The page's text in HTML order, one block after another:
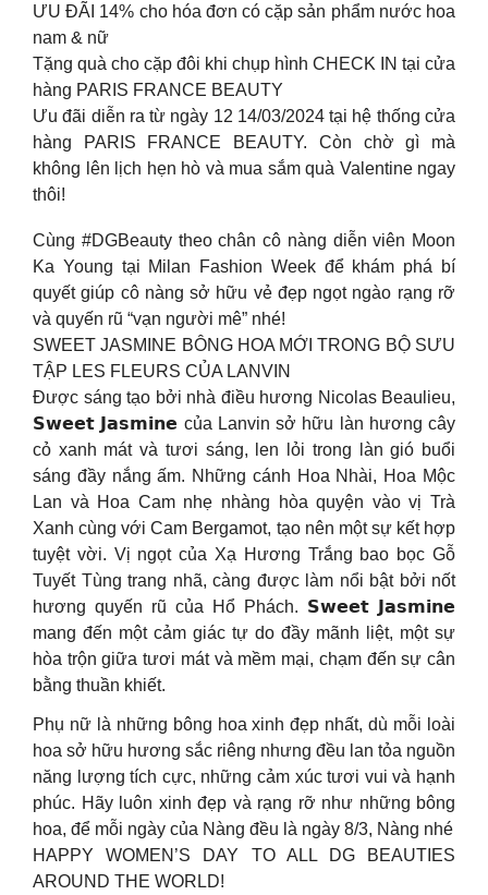
ƯU ĐÃI 14% cho hóa đơn có cặp sản phẩm nước hoa
nam & nữ
Tặng quà cho cặp đôi khi chụp hình CHECK IN tại cửa
hàng PARIS FRANCE BEAUTY
Ưu đãi diễn ra từ ngày 12 14/03/2024 tại hệ thống cửa
hàng PARIS FRANCE BEAUTY. Còn chờ gì mà
không lên lịch hẹn hò và mua sắm quà Valentine ngay
thôi!
Cùng #DGBeauty theo chân cô nàng diễn viên Moon
Ka Young tại Milan Fashion Week để khám phá bí
quyết giúp cô nàng sở hữu vẻ đẹp ngọt ngào rạng rỡ
và quyến rũ “vạn người mê” nhé!
SWEET JASMINE BÔNG HOA MỚI TRONG BỘ SƯU
TẬP LES FLEURS CỦA LANVIN
Được sáng tạo bởi nhà điều hương Nicolas Beaulieu,
𝗦𝘄𝗲𝗲𝘁 𝗝𝗮𝘀𝗺𝗶𝗻𝗲 của Lanvin sở hữu làn hương cây
cỏ xanh mát và tươi sáng, len lỏi trong làn gió buổi
sáng đầy nắng ấm. Những cánh Hoa Nhài, Hoa Mộc
Lan và Hoa Cam nhẹ nhàng hòa quyện vào vị Trà
Xanh cùng với Cam Bergamot, tạo nên một sự kết hợp
tuyệt vời. Vị ngọt của Xạ Hương Trắng bao bọc Gỗ
Tuyết Tùng trang nhã, càng được làm nổi bật bởi nốt
hương quyến rũ của Hổ Phách. 𝗦𝘄𝗲𝗲𝘁 𝗝𝗮𝘀𝗺𝗶𝗻𝗲
mang đến một cảm giác tự do đầy mãnh liệt, một sự
hòa trộn giữa tươi mát và mềm mại, chạm đến sự cân
bằng thuần khiết.
Phụ nữ là những bông hoa xinh đẹp nhất, dù mỗi loài
hoa sở hữu hương sắc riêng nhưng đều lan tỏa nguồn
năng lượng tích cực, những cảm xúc tươi vui và hạnh
phúc. Hãy luôn xinh đẹp và rạng rỡ như những bông
hoa, để mỗi ngày của Nàng đều là ngày 8/3, Nàng nhé
HAPPY WOMEN’S DAY TO ALL DG BEAUTIES
AROUND THE WORLD!